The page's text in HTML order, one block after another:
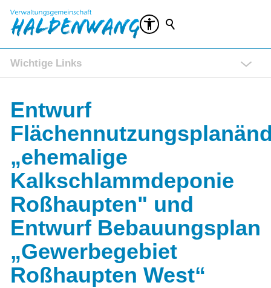
Wichtige Links
Ratsinformationssystem (RIS)
Veranstaltungen
Kontakt
Entwurf
„ehemalige
Kalkschlammdeponie
Roßhaupten" und
Entwurf Bebauungsplan
„Gewerbegebiet
Roßhaupten West“